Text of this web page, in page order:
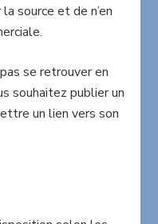
source et de n’en
se retrouver en
souhaitez publier un
un lien vers son